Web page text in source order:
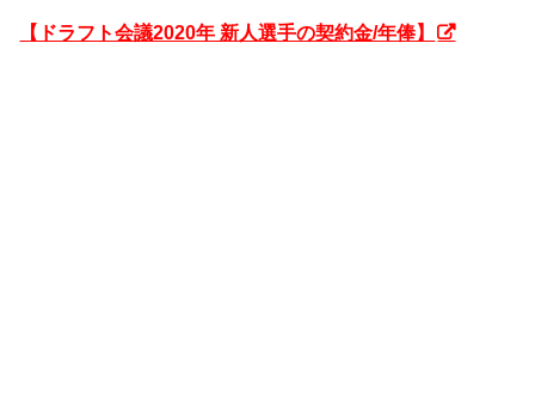
【ドラフト会議2020年 新人選手の契約金/年俸】